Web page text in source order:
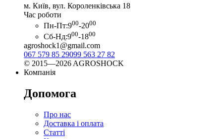
м. Київ, вул. Короленківська 18
Час роботи
Пн-Пт:900-2000
Сб-Нд:900-1800
agroshock1@gmail.com
067 579 85 29099 563 27 82
© 2015—2026 AGROSHOCK
Компанія
Допомога
Про нас
Доставка і оплата
Статті